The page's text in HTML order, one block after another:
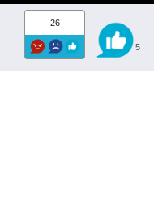
26
5